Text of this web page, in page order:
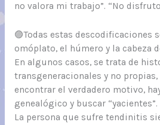
no valora mi trabajo”. “No
🟣Todas estas descodificaciones
omóplato, el húmero y la cabeza
En algunos casos, se trata de
transgeneracionales y no
encontrar el verdadero motivo,
genealógico y buscar “yacientes”.
La persona que sufre tendinitis